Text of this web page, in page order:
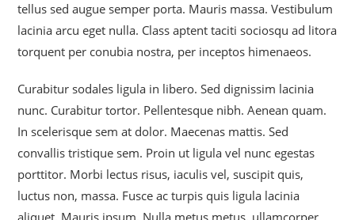
tellus sed augue semper porta. Mauris massa. Vestibulum
lacinia arcu eget nulla. Class aptent taciti sociosqu ad litora
torquent per conubia nostra, per inceptos himenaeos.
Curabitur sodales ligula in libero. Sed dignissim lacinia
nunc. Curabitur tortor. Pellentesque nibh. Aenean quam.
In scelerisque sem at dolor. Maecenas mattis. Sed
convallis tristique sem. Proin ut ligula vel nunc egestas
porttitor. Morbi lectus risus, iaculis vel, suscipit quis,
luctus non, massa. Fusce ac turpis quis ligula lacinia
aliquet. Mauris ipsum. Nulla metus metus, ullamcorper